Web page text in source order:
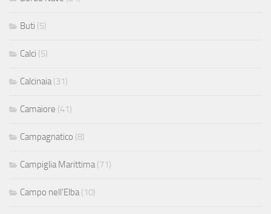
Buti (5)
Calci (5)
Calcinaia (31)
Camaiore (41)
Campagnatico (8)
Campiglia Marittima (71)
Campo nell'Elba (10)